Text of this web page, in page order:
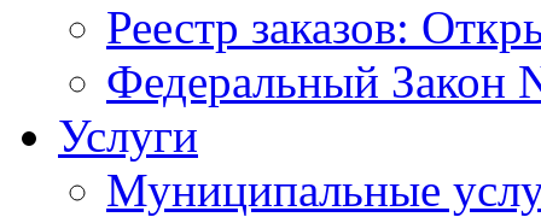
Реестр заказов:
Федеральный Закон
Услуги
Муниципальные